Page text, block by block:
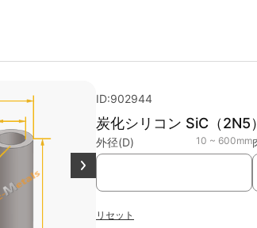
ID:902944
炭化シリコン SiC（2N5
外径(D) 10 ~ 600mm
リセット